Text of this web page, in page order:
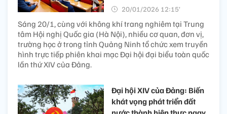
20/01/2026 12:15’
Sáng 20/1, cùng với không khí trang nghiêm tại Trung
tâm Hội nghị Quốc gia (Hà Nội), nhiều cơ quan, đơn vị,
trường học ở trong tỉnh Quảng Ninh tổ chức xem truyền
hình trực tiếp phiên khai mạc Đại hội đại biểu toàn quốc
lần thứ XIV của Đảng.
Đại hội XIV của Đảng: Biến
khát vọng phát triển đất